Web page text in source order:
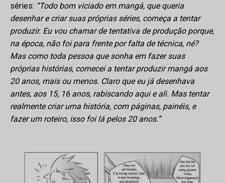
séries: “Todo bom viciado em mangá, que queria
desenhar e criar suas próprias séries, começa a tentar
produzir. Eu vou chamar de tentativa de produção porque,
na época, não foi para frente por falta de técnica, né?
Mas como toda pessoa que sonha em fazer suas
próprias histórias, comecei a tentar produzir mangá aos
20 anos, mais ou menos. Claro que eu já desenhava
antes, aos 15, 16 anos, rabiscando aqui e ali. Mas tentar
realmente criar uma história, com páginas, painéis, e
fazer um roteiro, isso foi lá pelos 20 anos.”